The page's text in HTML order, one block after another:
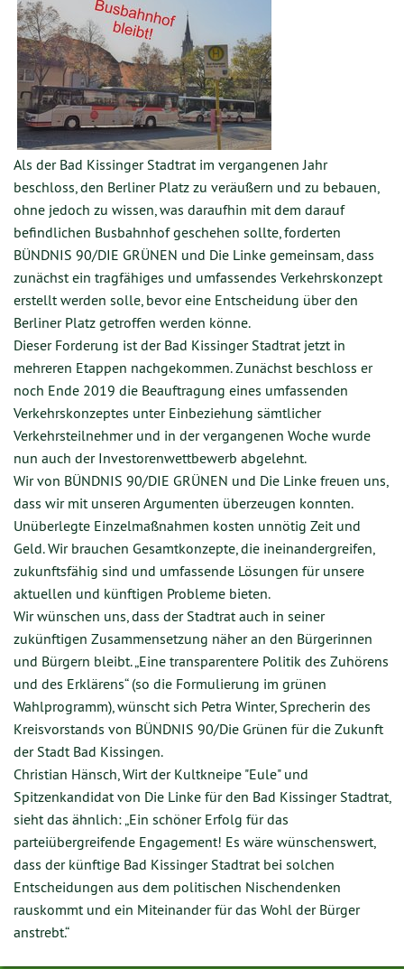
Als der Bad Kissinger Stadtrat im vergangenen Jahr
beschloss, den Berliner Platz zu veräußern und zu bebauen,
ohne jedoch zu wissen, was daraufhin mit dem darauf
befindlichen Busbahnhof geschehen sollte, forderten
BÜNDNIS 90/DIE GRÜNEN und Die Linke gemeinsam, dass
zunächst ein tragfähiges und umfassendes Verkehrskonzept
erstellt werden solle, bevor eine Entscheidung über den
Berliner Platz getroffen werden könne.
Dieser Forderung ist der Bad Kissinger Stadtrat jetzt in
mehreren Etappen nachgekommen. Zunächst beschloss er
noch Ende 2019 die Beauftragung eines umfassenden
Verkehrskonzeptes unter Einbeziehung sämtlicher
Verkehrsteilnehmer und in der vergangenen Woche wurde
nun auch der Investorenwettbewerb abgelehnt.
Wir von BÜNDNIS 90/DIE GRÜNEN und Die Linke freuen uns,
dass wir mit unseren Argumenten überzeugen konnten.
Unüberlegte Einzelmaßnahmen kosten unnötig Zeit und
Geld. Wir brauchen Gesamtkonzepte, die ineinandergreifen,
zukunftsfähig sind und umfassende Lösungen für unsere
aktuellen und künftigen Probleme bieten.
Wir wünschen uns, dass der Stadtrat auch in seiner
zukünftigen Zusammensetzung näher an den Bürgerinnen
und Bürgern bleibt. „Eine transparentere Politik des Zuhörens
und des Erklärens“ (so die Formulierung im grünen
Wahlprogramm), wünscht sich Petra Winter, Sprecherin des
Kreisvorstands von BÜNDNIS 90/Die Grünen für die Zukunft
der Stadt Bad Kissingen.
Christian Hänsch, Wirt der Kultkneipe "Eule" und
Spitzenkandidat von Die Linke für den Bad Kissinger Stadtrat,
sieht das ähnlich: „Ein schöner Erfolg für das
parteiübergreifende Engagement! Es wäre wünschenswert,
dass der künftige Bad Kissinger Stadtrat bei solchen
Entscheidungen aus dem politischen Nischendenken
rauskommt und ein Miteinander für das Wohl der Bürger
anstrebt.“